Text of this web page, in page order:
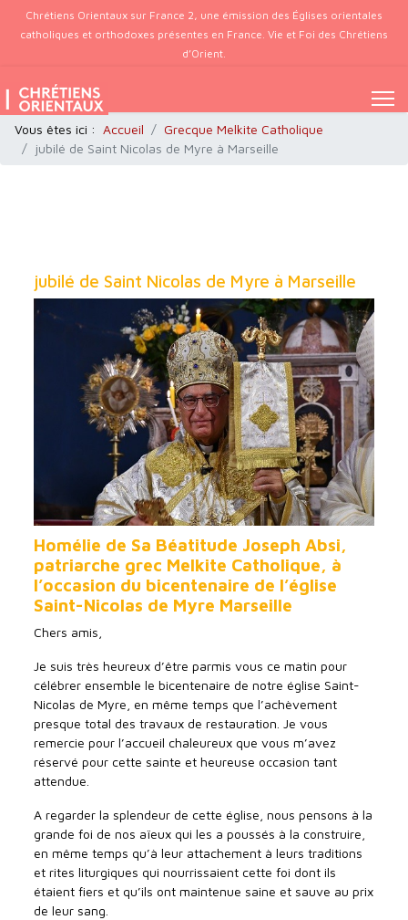
Chrétiens Orientaux sur France 2, une émission des Églises orientales
catholiques et orthodoxes présentes en France. Vie et Foi des Chrétiens
d’Orient.
Vous êtes ici : Accueil
Grecque Melkite Catholique
jubilé de Saint Nicolas de Myre à Marseille
jubilé de Saint Nicolas de Myre à Marseille
Homélie de Sa Béatitude Joseph Absi,
patriarche grec Melkite Catholique, à
l’occasion du bicentenaire de l’église
Saint-Nicolas de Myre Marseille
Chers amis,
Je suis très heureux d’être parmis vous ce matin pour
célébrer ensemble le bicentenaire de notre église Saint-
Nicolas de Myre, en même temps que l’achèvement
presque total des travaux de restauration. Je vous
remercie pour l’accueil chaleureux que vous m’avez
réservé pour cette sainte et heureuse occasion tant
attendue.
A regarder la splendeur de cette église, nous pensons à la
grande foi de nos aïeux qui les a poussés à la construire,
en même temps qu’à leur attachement à leurs traditions
et rites liturgiques qui nourrissaient cette foi dont ils
étaient fiers et qu’ils ont maintenue saine et sauve au prix
de leur sang.